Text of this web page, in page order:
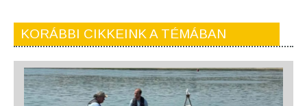
KORÁBBI CIKKEINK A TÉMÁBAN